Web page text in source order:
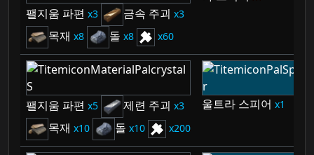
팰지움 파편 3 금속 주괴 3
목재 8 돌 8 60
팰지움 파편 5 제련 주괴 3
목재 10 돌 10 200
울트라 스피어 1